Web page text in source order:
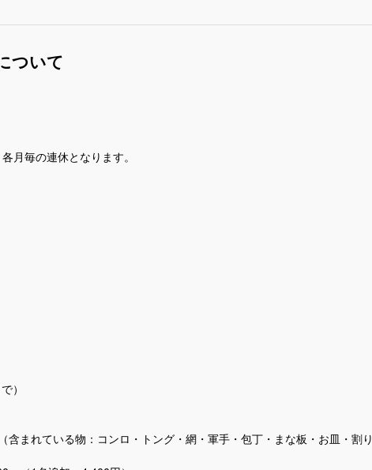
ついて
月毎の連休となります。
）
まれている物：コンロ・トング・網・軍手・包丁・まな板・お皿・割り